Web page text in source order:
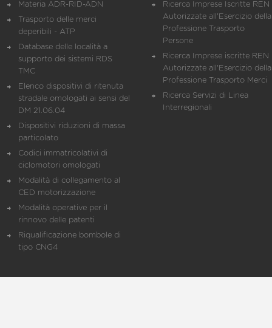
Materia ADR-RID-ADN
Trasporto delle merci
deperibili - ATP
Database delle località a
supporto dei sistemi RDS
TMC
Elenco dispositivi di ritenuta
stradale omologati ai sensi del
DM 21.06.04
Dispositivi riduzioni di massa
particolato
Codici immatricolativi di
ciclomotori omologati
Modalità di collegamento al
CED motorizzazione
Modalità operative per il
rinnovo delle patenti
Riqualificazione bombole di
tipo CNG4
Ricerca Imprese Iscritte REN
Autorizzate all'Esercizio della
Professione Trasporto
Persone
Ricerca Imprese iscritte REN
Autorizzate all'Esercizio della
Professione Trasporto Merci
Ricerca Servizi di Linea
Interregionali